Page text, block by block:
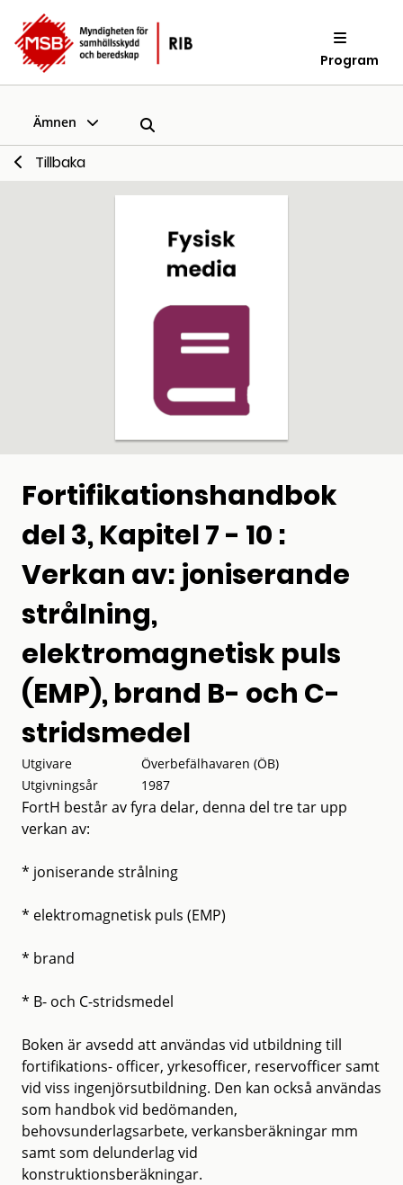
Program
Ämnen
Tillbaka
Fortifikationshandbok
del 3, Kapitel 7 - 10 :
Verkan av: joniserande
strålning,
elektromagnetisk puls
(EMP), brand B- och C-
stridsmedel
Utgivare
Överbefälhavaren (ÖB)
Utgivningsår
1987
FortH består av fyra delar, denna del tre tar upp
verkan av:
* joniserande strålning
* elektromagnetisk puls (EMP)
* brand
* B- och C-stridsmedel
Boken är avsedd att användas vid utbildning till
fortifikations- officer, yrkesofficer, reservofficer samt
vid viss ingenjörsutbildning. Den kan också användas
som handbok vid bedömanden,
behovsunderlagsarbete, verkansberäkningar mm
samt som delunderlag vid
konstruktionsberäkningar.